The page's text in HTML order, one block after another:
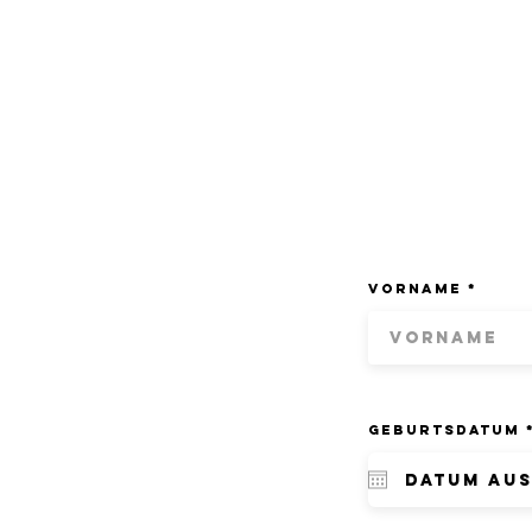
Vorname
Geburtsdatum *